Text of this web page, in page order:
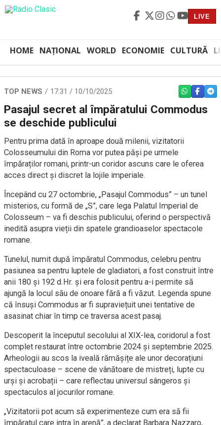
LIVE
HOME NAȚIONAL WORLD ECONOMIE CULTURĂ
TOP NEWS 17:31 / 10/10/2025 WHATSAPP
Pasajul secret al împăratului Commodus
se deschide publicului
Pentru prima dată în aproape două milenii, vizitatorii
Colosseumului din Roma vor putea păși pe urmele
împăraților romani, printr-un coridor ascuns care le oferea
acces direct și discret la lojile imperiale.
Începând cu 27 octombrie, „Pasajul Commodus” – un tunel
misterios, cu formă de „S”, care lega Palatul Imperial de
Colosseum – va fi deschis publicului, oferind o perspectivă
inedită asupra vieții din spatele grandioaselor spectacole
romane.
Tunelul, numit după împăratul Commodus, celebru pentru
pasiunea sa pentru luptele de gladiatori, a fost construit între
anii 180 și 192 d.Hr. și era folosit pentru a-i permite să
ajungă la locul său de onoare fără a fi văzut. Legenda spune
că însuși Commodus ar fi supraviețuit unei tentative de
asasinat chiar în timp ce traversa acest pasaj.
Descoperit la începutul secolului al XIX-lea, coridorul a fost
complet restaurat între octombrie 2024 și septembrie 2025.
Arheologii au scos la iveală rămășițe ale unor decorațiuni
spectaculoase – scene de vânătoare de mistreți, lupte cu
urși și acrobații – care reflectau universul sângeros și
spectaculos al jocurilor romane.
„Vizitatorii pot acum să experimenteze cum era să fii
împăratul care intra în arenă”, a declarat Barbara Nazzaro,